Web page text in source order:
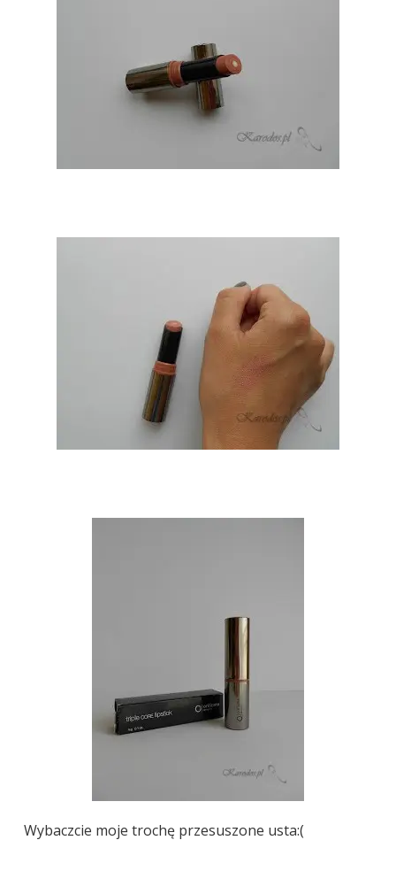
Wybaczcie moje trochę przesuszone usta:(